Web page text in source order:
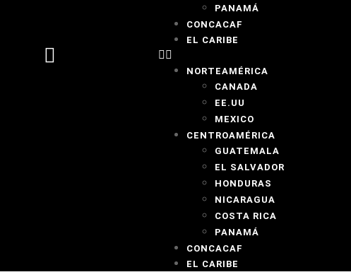
PANAMÁ
CONCACAF
EL CARIBE
NORTEAMÉRICA
CANADA
EE.UU
MEXICO
CENTROAMÉRICA
GUATEMALA
EL SALVADOR
HONDURAS
NICARAGUA
COSTA RICA
PANAMÁ
CONCACAF
EL CARIBE